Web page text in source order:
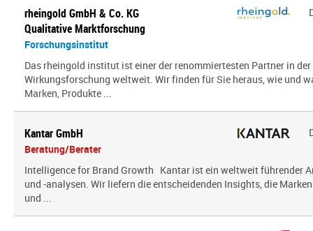
rheingold GmbH & Co. KG
Qualitative Marktforschung
Forschungsinstitut
Das rheingold institut ist einer der renommiertesten Partner in
Wirkungsforschung weltweit. Wir finden für Sie heraus, wie und
Marken, Produkte ...
Kantar GmbH
Beratung/Berater
Intelligence for Brand Growth Kantar ist ein weltweit führender
und -analysen. Wir liefern die entscheidenden Insights, die
und ...